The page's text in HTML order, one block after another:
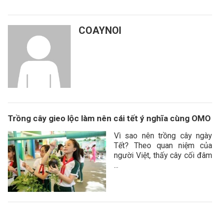
COAYNOI
Trồng cây gieo lộc làm nên cái tết ý nghĩa cùng OMO
Vì sao nên trồng cây ngày
Tết? Theo quan niệm của
người Việt, thấy cây cối đâm
...